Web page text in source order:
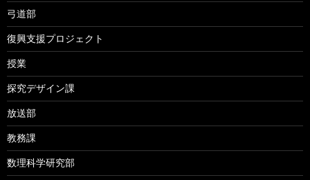
弓道部
復興支援プロジェクト
授業
探究デザイン課
放送部
教務課
数理科学研究部